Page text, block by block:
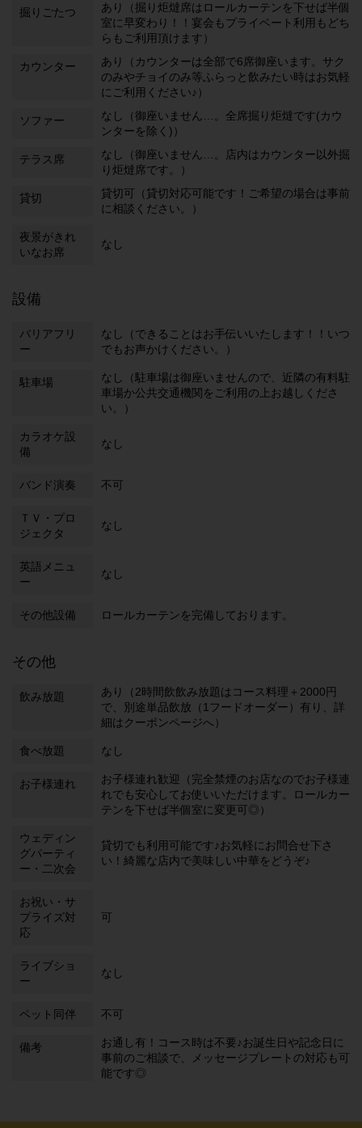
掘りごたつ
あり（掘り炬燵席はロールカーテンを下せば半個
室に早変わり！！宴会もプライベート利用もどち
らもご利用頂けます）
カウンター
あり（カウンターは全部で6席御座います。サク
のみやチョイのみ等ふらっと飲みたい時はお気軽
にご利用ください♪）
ソファー
なし（御座いません…。全席掘り炬燵です(カウ
ンターを除く)）
テラス席
なし（御座いません…。店内はカウンター以外掘
り炬燵席です。）
貸切
貸切可（貸切対応可能です！ご希望の場合は事前
に相談ください。）
夜景がきれ
いなお席
なし
設備
バリアフリ
ー
なし（できることはお手伝いいたします！！いつ
でもお声かけください。）
駐車場
なし（駐車場は御座いませんので、近隣の有料駐
車場か公共交通機関をご利用の上お越しくださ
い。）
カラオケ設
備
なし
バンド演奏 不可
ＴＶ・プロ
ジェクタ
なし
英語メニュ
ー
なし
その他設備 ロールカーテンを完備しております。
その他
飲み放題
あり（2時間飲飲み放題はコース料理＋2000円
で、別途単品飲放（1フードオーダー）有り、詳
細はクーポンページへ）
食べ放題 なし
お子様連れ
お子様連れ歓迎（完全禁煙のお店なのでお子様連
れでも安心してお使いいただけます。ロールカー
テンを下せば半個室に変更可◎）
ウェディン
グパーティ
ー・二次会
貸切でも利用可能です♪お気軽にお問合せ下さ
い！綺麗な店内で美味しい中華をどうぞ♪
お祝い・サ
プライズ対
応
可
ライブショ
ー
なし
ペット同伴 不可
備考
お通し有！コース時は不要♪お誕生日や記念日に
事前のご相談で、メッセージプレートの対応も可
能です◎